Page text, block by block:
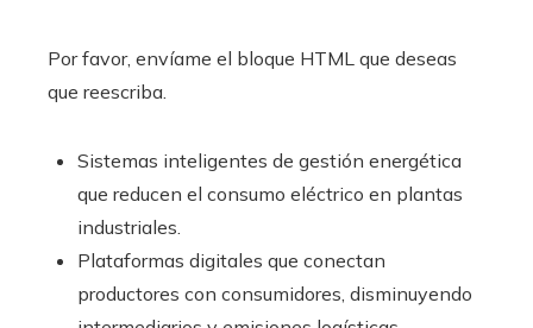
Por favor, envíame el bloque HTML que deseas
que reescriba.
Sistemas inteligentes de gestión energética
que reducen el consumo eléctrico en plantas
industriales.
Plataformas digitales que conectan
productores con consumidores, disminuyendo